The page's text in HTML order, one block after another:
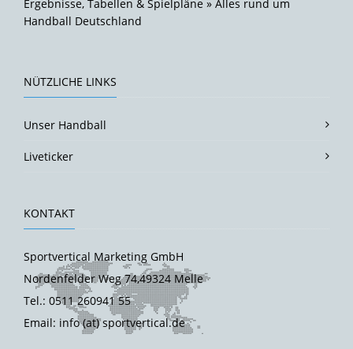
Ergebnisse, Tabellen & Spielpläne » Alles rund um
Handball Deutschland
NÜTZLICHE LINKS
Unser Handball
Liveticker
KONTAKT
Sportvertical Marketing GmbH
Nordenfelder Weg 74,49324 Melle
Tel.: 0511 260941 55
Email: info (at) sportvertical.de